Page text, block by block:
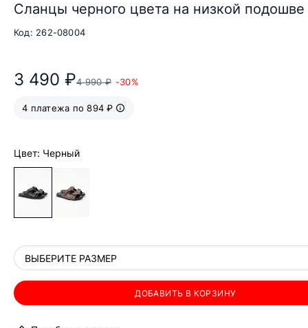
Сланцы черного цвета на низкой подошве
Код: 262-08004
3 490 ₽4 990 ₽ -30%
4 платежа по 894 ₽
Цвет: Черный
ВЫБЕРИТЕ РАЗМЕР
ДОБАВИТЬ В КОРЗИНУ